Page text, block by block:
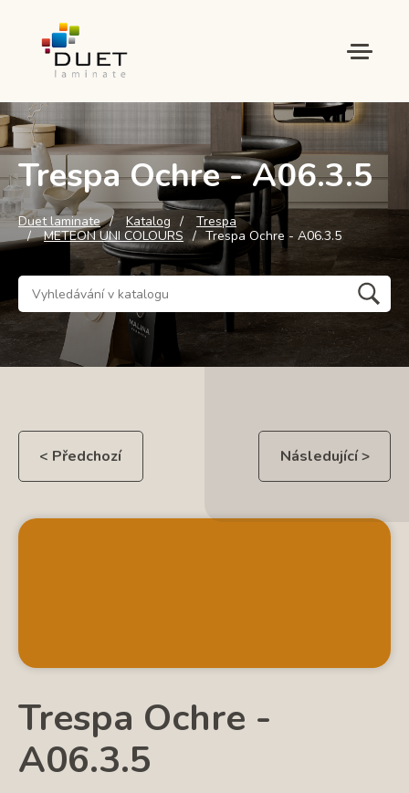
Trespa Ochre - A06.3.5
Duet laminate Katalog
Trespa
METEON UNI COLOURS
Trespa Ochre - A06.3.5
< Předchozí Následující >
Trespa Ochre -
A06.3.5